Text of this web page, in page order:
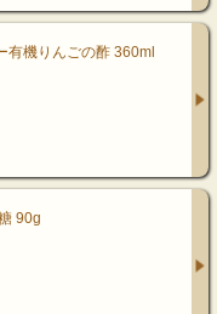
有機りんごの酢 360ml
90g